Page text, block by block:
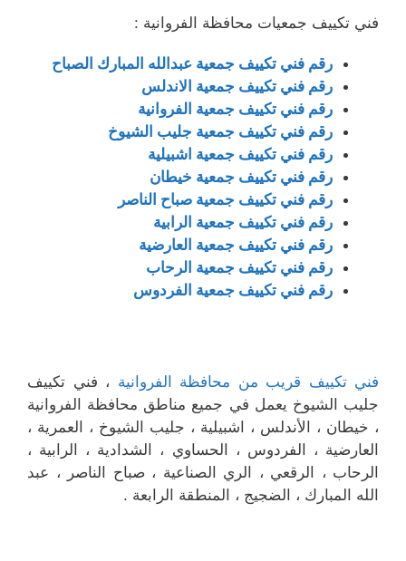
فني تكييف جمعيات محافظة الفروانية :
رقم فني تكييف جمعية عبدالله المبارك الصباح
رقم فني تكييف جمعية الاندلس
رقم فني تكييف جمعية الفروانية
رقم فني تكييف جمعية جليب الشيوخ
رقم فني تكييف جمعية اشبيلية
رقم فني تكييف جمعية خيطان
رقم فني تكييف جمعية صباح الناصر
رقم فني تكييف جمعية الرابية
رقم فني تكييف جمعية العارضية
رقم فني تكييف جمعية الرحاب
رقم فني تكييف جمعية الفردوس
فني تكييف قريب من محافظة الفروانية ، فني تكييف
جليب الشيوخ يعمل في جميع مناطق محافظة الفروانية
، خيطان ، الأندلس ، اشبيلية ، جليب الشيوخ ، العمرية ،
العارضية ، الفردوس ، الحساوي ، الشدادية ، الرابية ،
الرحاب ، الرقعي ، الري الصناعية ، صباح الناصر ، عبد
الله المبارك ، الضجيج ، المنطقة الرابعة .